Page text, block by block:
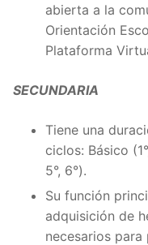
abierta a la
Orientación
Plataforma
SECUNDARIA
Tiene una
ciclos: Básico
5°, 6°).
Su función
adquisición de
necesarios